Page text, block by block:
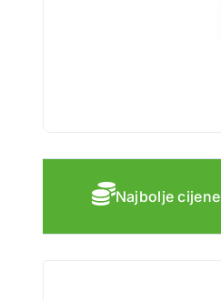
Najbolje cijene